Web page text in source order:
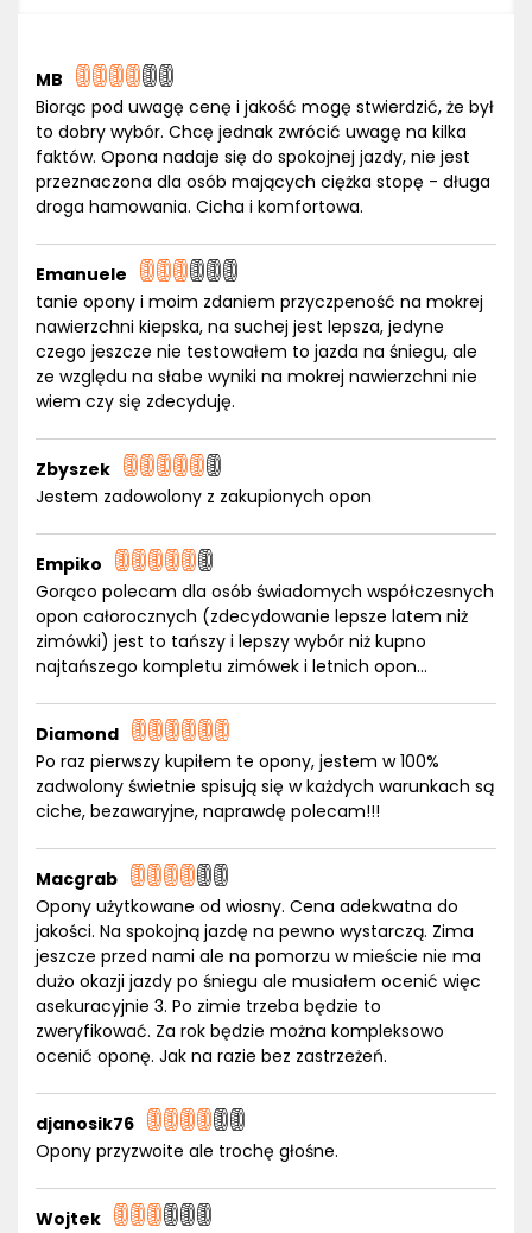
MB
Biorąc pod uwagę cenę i jakość mogę stwierdzić, że był
to dobry wybór. Chcę jednak zwrócić uwagę na kilka
faktów. Opona nadaje się do spokojnej jazdy, nie jest
przeznaczona dla osób mających ciężka stopę - długa
droga hamowania. Cicha i komfortowa.
Emanuele
tanie opony i moim zdaniem przyczpeność na mokrej
nawierzchni kiepska, na suchej jest lepsza, jedyne
czego jeszcze nie testowałem to jazda na śniegu, ale
ze względu na słabe wyniki na mokrej nawierzchni nie
wiem czy się zdecyduję.
Zbyszek
Jestem zadowolony z zakupionych opon
Empiko
Gorąco polecam dla osób świadomych współczesnych
opon całorocznych (zdecydowanie lepsze latem niż
zimówki) jest to tańszy i lepszy wybór niż kupno
najtańszego kompletu zimówek i letnich opon...
Diamond
Po raz pierwszy kupiłem te opony, jestem w 100%
zadwolony świetnie spisują się w każdych warunkach są
ciche, bezawaryjne, naprawdę polecam!!!
Macgrab
Opony użytkowane od wiosny. Cena adekwatna do
jakości. Na spokojną jazdę na pewno wystarczą. Zima
jeszcze przed nami ale na pomorzu w mieście nie ma
dużo okazji jazdy po śniegu ale musiałem ocenić więc
asekuracyjnie 3. Po zimie trzeba będzie to
zweryfikować. Za rok będzie można kompleksowo
ocenić oponę. Jak na razie bez zastrzeżeń.
djanosik76
Opony przyzwoite ale trochę głośne.
Wojtek